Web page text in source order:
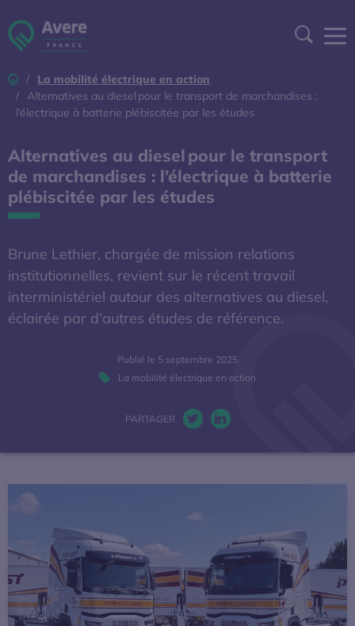
AFIREV
A DÉCOUVRIR
DEVENIR ADHÉRENT
La mobilité électrique
AccueilLa mobilité électrique en action
Alternatives au diesel pour le transport de marchandises :
l’électrique à batterie plébiscitée par les études
Alternatives au diesel pour le transport
de marchandises : l’électrique à batterie
plébiscitée par les études
Brune Lethier, chargée de mission relations
institutionnelles, revient sur le récent travail
interministériel autour des alternatives au diesel,
éclairée par d’autres études de référence.
Publié le 5 septembre 2025
La mobilité électrique en action
PARTAGER